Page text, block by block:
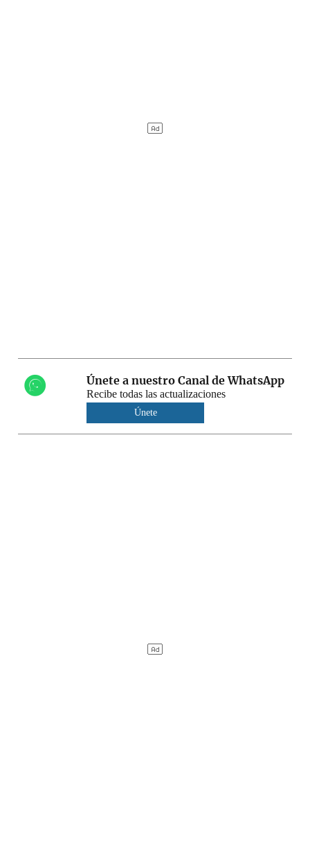
Únete a nuestro Canal de WhatsApp
Recibe todas las actualizaciones
Únete